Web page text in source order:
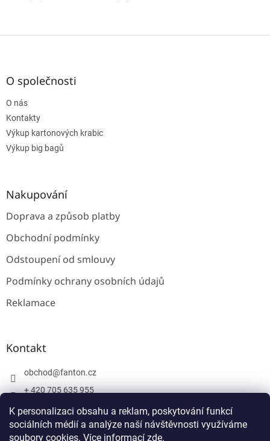
K personalizaci obsahu a reklam, poskytování funkcí
sociálních médií a analýze naší návštěvnosti využíváme
soubory cookies. Více informací zde.
Z
O společnosti
O nás
Kontakty
Výkup kartonových krabic
Výkup big bagů
Nakupování
Doprava a způsob platby
Obchodní podmínky
Odstoupení od smlouvy
Podmínky ochrany osobních údajů
Reklamace
Kontakt
obchod@fanton.cz
+ 420 705 635 955
+ 420 705 635 951